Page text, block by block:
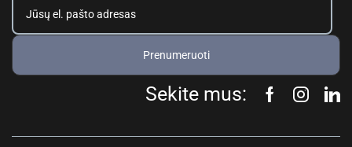
Prenumeruoti
Sekite mus: